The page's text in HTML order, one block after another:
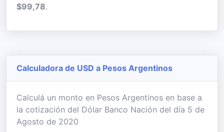
$99,78.
Calculadora de USD a Pesos Argentinos
Calculá un monto en Pesos Argentinos en base a
la cotización del Dólar Banco Nación del día 5 de
Agosto de 2020